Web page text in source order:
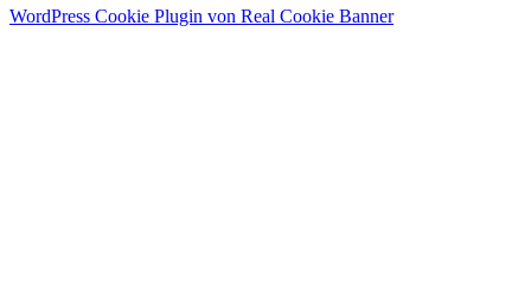
WordPress Cookie Plugin von Real Cookie Banner